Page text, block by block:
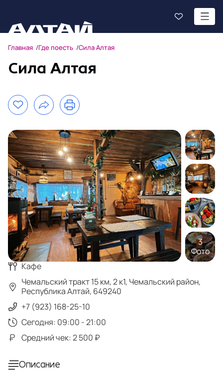
Главная Где поесть Сила Алтая
Сила Алтая
3
Фото
Кафе
Чемальский тракт 15 км, 2 к1, Чемальский район,
Республика Алтай, 649240
+7 (923) 168-25-10
Сегодня: 09:00 - 21:00
Средний чек: 2 500 ₽
Описание